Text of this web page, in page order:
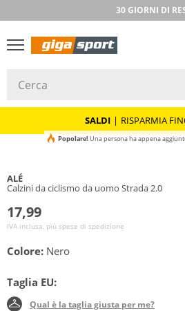
30 GIORNI DI
SALDI | RISPARMIA
Popolare! Una persona ha appena
ALÉ
Calzini da ciclismo da uomo Strada 2.0
17,99
IVA inclusa, più spese di spedizione
Colore: Nero
Taglia EU:
Qual è la taglia giusta per me?